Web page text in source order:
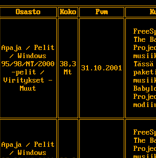
Osasto Koko Pvm
Apaja / Pelit
/ Windows
95/98/NT/2000
-pelit /
Viritykset -
Muut
38,3
Mt
31.10.2001
The
Tässä
Apaja / Pelit
/ Windows
The